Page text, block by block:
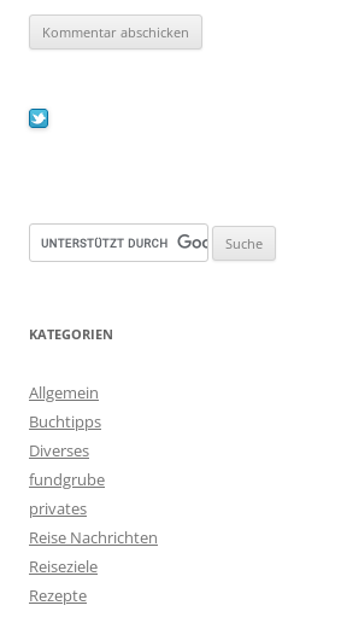
KATEGORIEN
Allgemein
Buchtipps
Diverses
fundgrube
privates
Reise Nachrichten
Reiseziele
Rezepte